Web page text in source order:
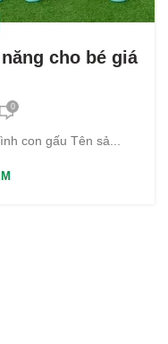
cho bé giá
0
con gấu Tên sả...